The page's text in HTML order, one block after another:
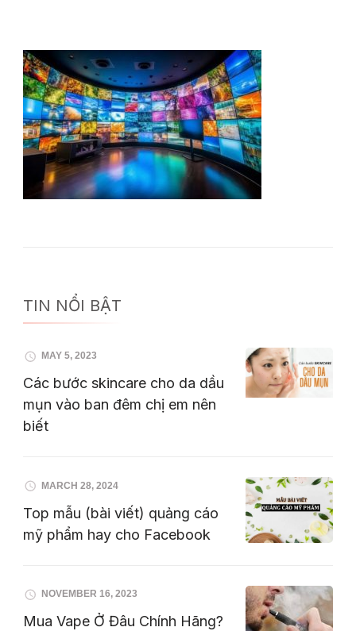
TIN NỔI BẬT
MAY 5, 2023
Các bước skincare cho da dầu
mụn vào ban đêm chị em nên
biết
MARCH 28, 2024
Top mẫu (bài viết) quảng cáo
mỹ phẩm hay cho Facebook
NOVEMBER 16, 2023
Mua Vape Ở Đâu Chính Hãng?